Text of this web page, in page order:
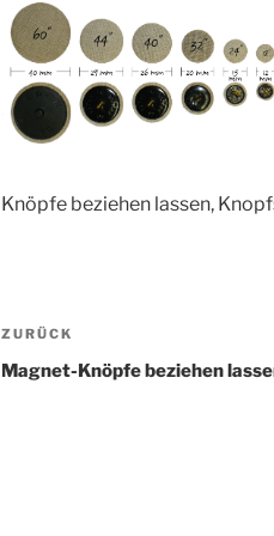
Knöp­fe bezie­hen las­sen,
Beitragsnavigation
Vorheriger
Beitrag
ZURÜCK
Magnet-Knöpfe beziehen